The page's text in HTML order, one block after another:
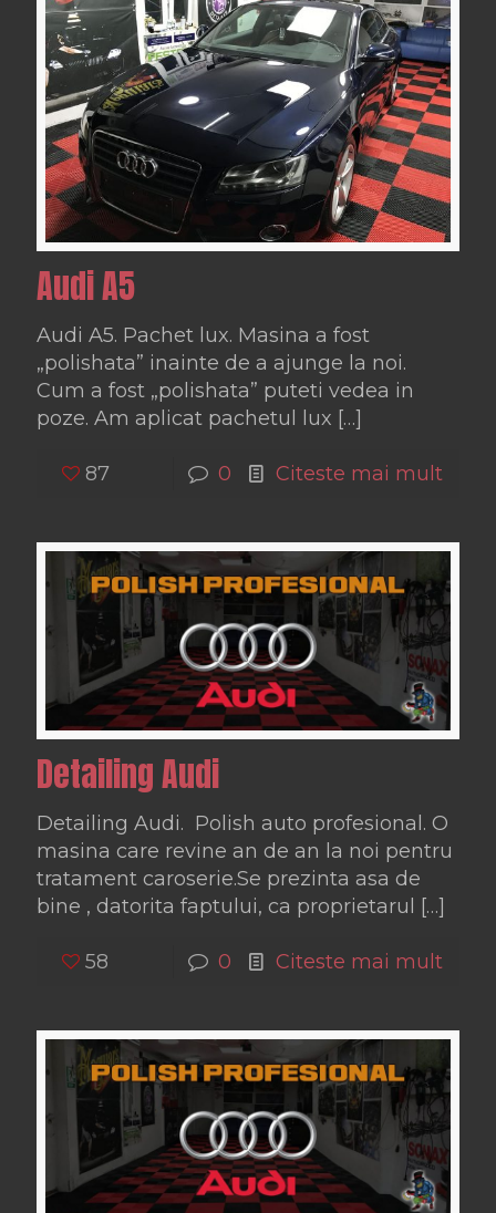
Audi A5
Audi A5. Pachet lux. Masina a fost
„polishata” inainte de a ajunge la noi.
Cum a fost „polishata” puteti vedea in
poze. Am aplicat pachetul lux […]
87 0 Citeste mai mult
Detailing Audi
Detailing Audi. Polish auto profesional. O
masina care revine an de an la noi pentru
tratament caroserie.Se prezinta asa de
bine , datorita faptului, ca proprietarul
[…]
58 0 Citeste mai mult